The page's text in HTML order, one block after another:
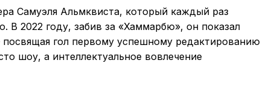
Самуэля Альмквиста, который каждый раз
В 2022 году, забив за «Хаммарбю», он показал
гол первому успешному редактированию
шоу, а интеллектуальное вовлечение